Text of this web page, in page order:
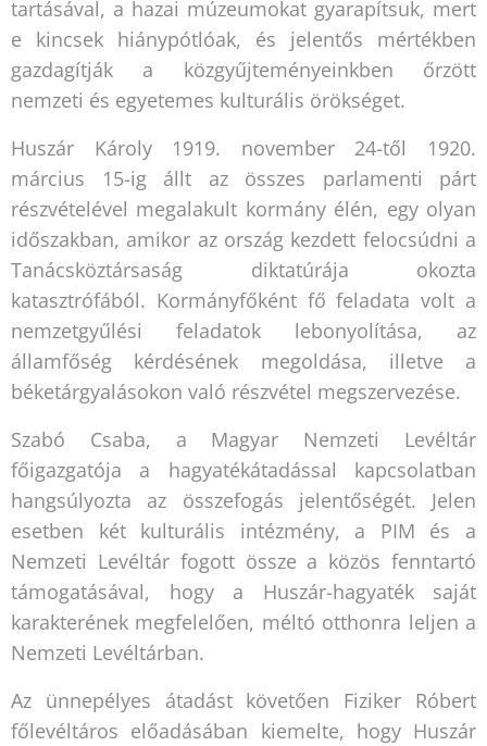
tartásával, a hazai múzeumokat gyarapítsuk, mert
e kincsek hiánypótlóak, és jelentős mértékben
gazdagítják a közgyűjteményeinkben őrzött
nemzeti és egyetemes kulturális örökséget.
Huszár Károly 1919. november 24-től 1920.
március 15-ig állt az összes parlamenti párt
részvételével megalakult kormány élén, egy olyan
időszakban, amikor az ország kezdett felocsúdni a
Tanácsköztársaság diktatúrája okozta
katasztrófából. Kormányfőként fő feladata volt a
nemzetgyűlési feladatok lebonyolítása, az
államfőség kérdésének megoldása, illetve a
béketárgyalásokon való részvétel megszervezése.
Szabó Csaba, a Magyar Nemzeti Levéltár
főigazgatója a hagyatékátadással kapcsolatban
hangsúlyozta az összefogás jelentőségét. Jelen
esetben két kulturális intézmény, a PIM és a
Nemzeti Levéltár fogott össze a közös fenntartó
támogatásával, hogy a Huszár-hagyaték saját
karakterének megfelelően, méltó otthonra leljen a
Nemzeti Levéltárban.
Az ünnepélyes átadást követően Fiziker Róbert
főlevéltáros előadásában kiemelte, hogy Huszár